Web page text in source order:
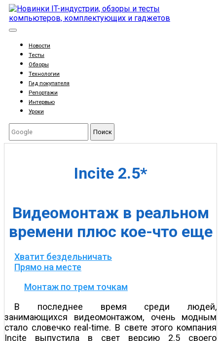
Новости
Тесты
Обзоры
Технологии
Гид покупателя
Репортажи
Интервью
Уроки
Поиск
Incite 2.5*
Видеомонтаж в реальном
времени плюс кое-что еще
Хватит бездельничать
Прямо на месте
Монтаж по трем точкам
В последнее время среди людей,
занимающихся видеомонтажом, очень модным
стало словечко real-time. В свете этого компания
Incite выпустила в свет версию 2.5 своего